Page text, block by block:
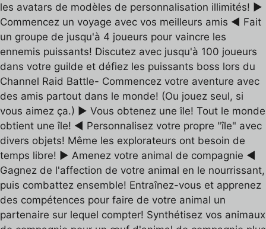
les avatars de modèles de personnalisation illimités! ▶
Commencez un voyage avec vos meilleurs amis ◀ Fait
un groupe de jusqu'à 4 joueurs pour vaincre les
ennemis puissants! Discutez avec jusqu'à 100 joueurs
dans votre guilde et défiez les puissants boss lors du
Channel Raid Battle- Commencez votre aventure avec
des amis partout dans le monde! (Ou jouez seul, si
vous aimez ça.) ▶ Vous obtenez une île! Tout le monde
obtient une île! ◀ Personnalisez votre propre "île" avec
divers objets! Même les explorateurs ont besoin de
temps libre! ▶ Amenez votre animal de compagnie ◀
Gagnez de l'affection de votre animal en le nourrissant,
puis combattez ensemble! Entraînez-vous et apprenez
des compétences pour faire de votre animal un
partenaire sur lequel compter! Synthétisez vos animaux